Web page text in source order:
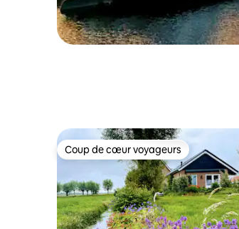
Coup de cœur voyageurs
Coup de cœur voyageurs